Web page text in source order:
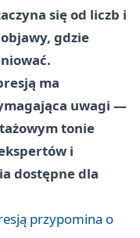
się od liczb i
gdzie
ma
uwagi —
tonie
i
dostępne dla
przypomina o